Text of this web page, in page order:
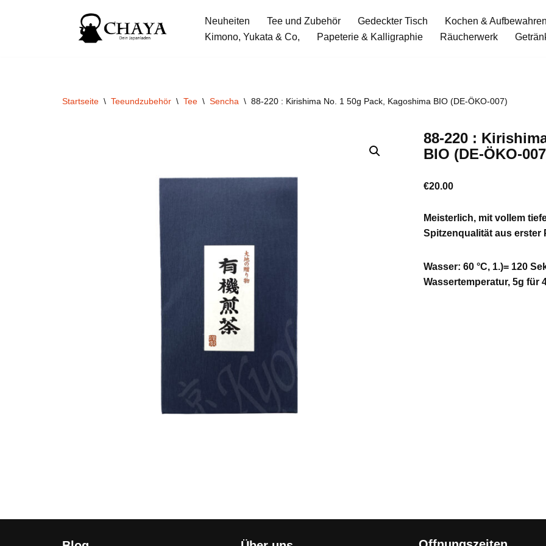
Neuheiten Tee und Zubehör Gedeckter Tisch Kochen & Aufbewahren
Kimono, Yukata & Co,
Papeterie & Kalligraphie Räucherwerk
Startseite \ Teeundzubehör \ Tee \ Sencha \ 88-220 : Kirishima No. 1 50g Pack, Kagoshima BIO (DE-ÖKO-007)
88-220 :
BIO (DE-ÖKO-
€20.00
Meisterlich, mit vollem
Spitzenqualität aus erster
Wasser: 60 °C, 1.)= 120
Wassertemperatur, 5g für